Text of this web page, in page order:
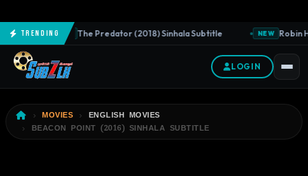
TrendingNEW The Predator (2018) Sinhala Subtitle NEW Robin
LOGIN
MOVIES
ENGLISH MOVIES
BEACON POINT (2016) SINHALA SUBTITLE